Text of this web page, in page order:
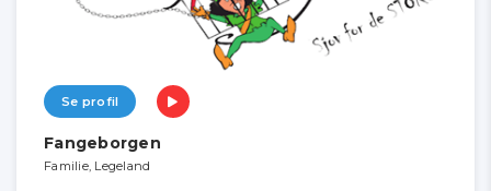
Se profil
Fangeborgen
Familie, Legeland